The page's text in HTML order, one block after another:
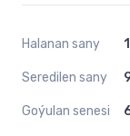
Halanan sany 1
Seredilen sany
Goýulan senesi